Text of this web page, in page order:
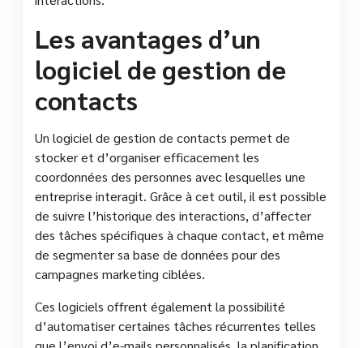
Les avantages d’un
logiciel de gestion de
contacts
Un logiciel de gestion de contacts permet de
stocker et d’organiser efficacement les
coordonnées des personnes avec lesquelles une
entreprise interagit. Grâce à cet outil, il est possible
de suivre l’historique des interactions, d’affecter
des tâches spécifiques à chaque contact, et même
de segmenter sa base de données pour des
campagnes marketing ciblées.
Ces logiciels offrent également la possibilité
d’automatiser certaines tâches récurrentes telles